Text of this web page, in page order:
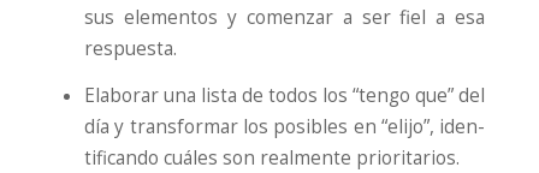
sus ele­men­tos y comen­zar a ser fiel a esa
res­pues­ta.
Ela­bo­rar una lis­ta de todos los “ten­go que” del
día y trans­for­mar los posi­bles en “eli­jo”, iden­
ti­fi­can­do cuá­les son real­men­te prio­ri­ta­rios.